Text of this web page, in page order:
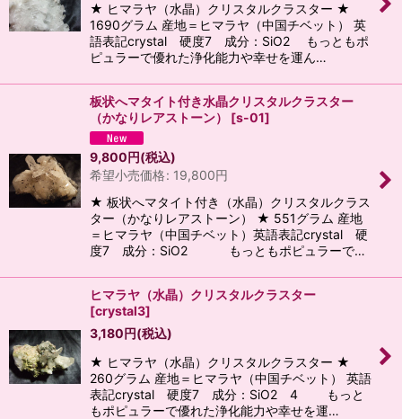
★ ヒマラヤ（水晶）クリスタルクラスター ★
1690グラム 産地＝ヒマラヤ（中国チベット） 英
語表記crystal 硬度7 成分：SiO2 もっともポ
ピュラーで優れた浄化能力や幸せを運ん…
板状へマタイト付き水晶クリスタルクラスター
（かなりレアストーン）
[s-01]
9,800円(税込)
希望小売価格: 19,800円
★ 板状へマタイト付き（水晶）クリスタルクラス
ター（かなりレアストーン） ★ 551グラム 産地
＝ヒマラヤ（中国チベット）英語表記crystal 硬
度7 成分：SiO2 もっともポピュラーで…
ヒマラヤ（水晶）クリスタルクラスター
[crystal3]
3,180円(税込)
★ ヒマラヤ（水晶）クリスタルクラスター ★
260グラム 産地＝ヒマラヤ（中国チベット） 英語
表記crystal 硬度7 成分：SiO2 4 もっと
もポピュラーで優れた浄化能力や幸せを運…